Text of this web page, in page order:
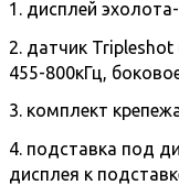
1. дисплей
2. датчик Tripleshot
455-800кГц,
3. комплект
4. подставка под
дисплея к